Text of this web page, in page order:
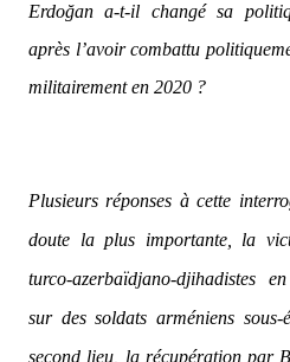
Erdoğan a-t-il changé sa
après l’avoir combattu
militairement en 2020 ?
Plusieurs réponses à cette
doute la plus importante, la
turco-azerbaïdjano-djihadistes
sur des soldats arméniens sous-
second lieu, la récupération par